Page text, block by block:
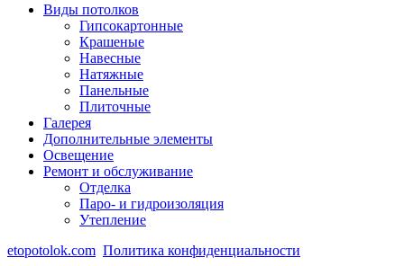
Виды потолков
Гипсокартонные
Крашеные
Навесные
Натяжные
Панельные
Плиточные
Галерея
Дополнительные элементы
Освещение
Ремонт и обслуживание
Отделка
Паро- и гидроизоляция
Утепление
etopotolok.com Политика конфиденциальности